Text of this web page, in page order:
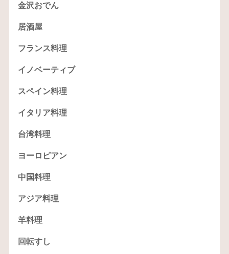
金沢おでん
居酒屋
フランス料理
イノベーティブ
スペイン料理
イタリア料理
台湾料理
ヨーロピアン
中国料理
アジア料理
羊料理
回転すし